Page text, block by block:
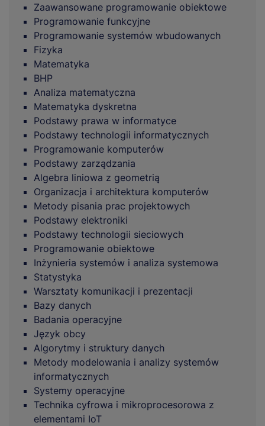
Zaawansowane programowanie obiektowe
Programowanie funkcyjne
Programowanie systemów wbudowanych
Fizyka
Matematyka
BHP
Analiza matematyczna
Matematyka dyskretna
Podstawy prawa w informatyce
Podstawy technologii informatycznych
Programowanie komputerów
Podstawy zarządzania
Algebra liniowa z geometrią
Organizacja i architektura komputerów
Metody pisania prac projektowych
Podstawy elektroniki
Podstawy technologii sieciowych
Programowanie obiektowe
Inżynieria systemów i analiza systemowa
Statystyka
Warsztaty komunikacji i prezentacji
Bazy danych
Badania operacyjne
Język obcy
Algorytmy i struktury danych
Metody modelowania i analizy systemów
informatycznych
Systemy operacyjne
Technika cyfrowa i mikroprocesorowa z
elementami IoT